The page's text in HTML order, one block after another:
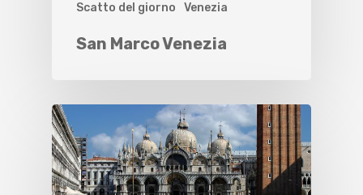
Scatto del giorno Venezia
San Marco Venezia